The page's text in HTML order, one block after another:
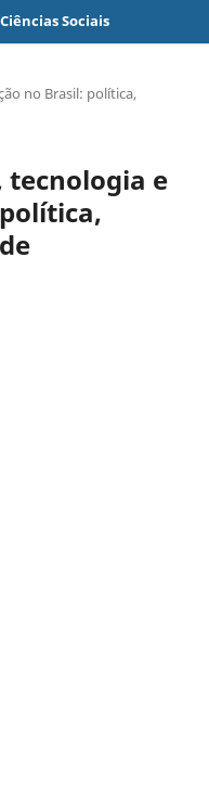
Sociais
no Brasil: política,
tecnologia e